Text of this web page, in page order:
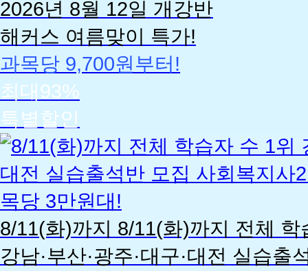
2026년 8월 12일 개강반
해커스 여름맞이 특가!
과목당 9,700원부터!
최대93%
특별할인
사
회
복
지
사
8/11(화)까지 8/11(화)까지 전체 학
강남·부산·광주·대구·대전 실습출